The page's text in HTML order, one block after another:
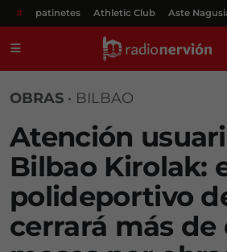
# patinetes Athletic Club Aste
OBRAS • BILBAO
Atención
Bilbao Kirolak:
polideportivo
cerrará más de